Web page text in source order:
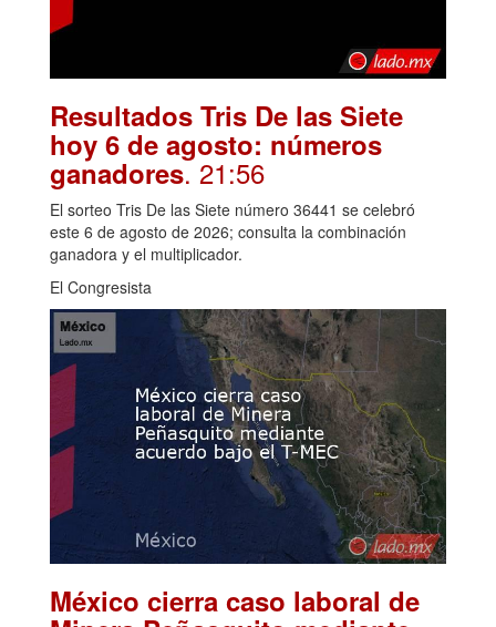
Resultados Tris De las Siete
hoy 6 de agosto: números
ganadores. 21:56
El sorteo Tris De las Siete número 36441 se celebró
este 6 de agosto de 2026; consulta la combinación
ganadora y el multiplicador.
El Congresista
México cierra caso laboral de